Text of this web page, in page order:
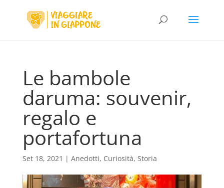
Le bambole
daruma: souvenir,
regalo e
portafortuna
Set 18, 2021 | Anedotti, Curiosità, Storia